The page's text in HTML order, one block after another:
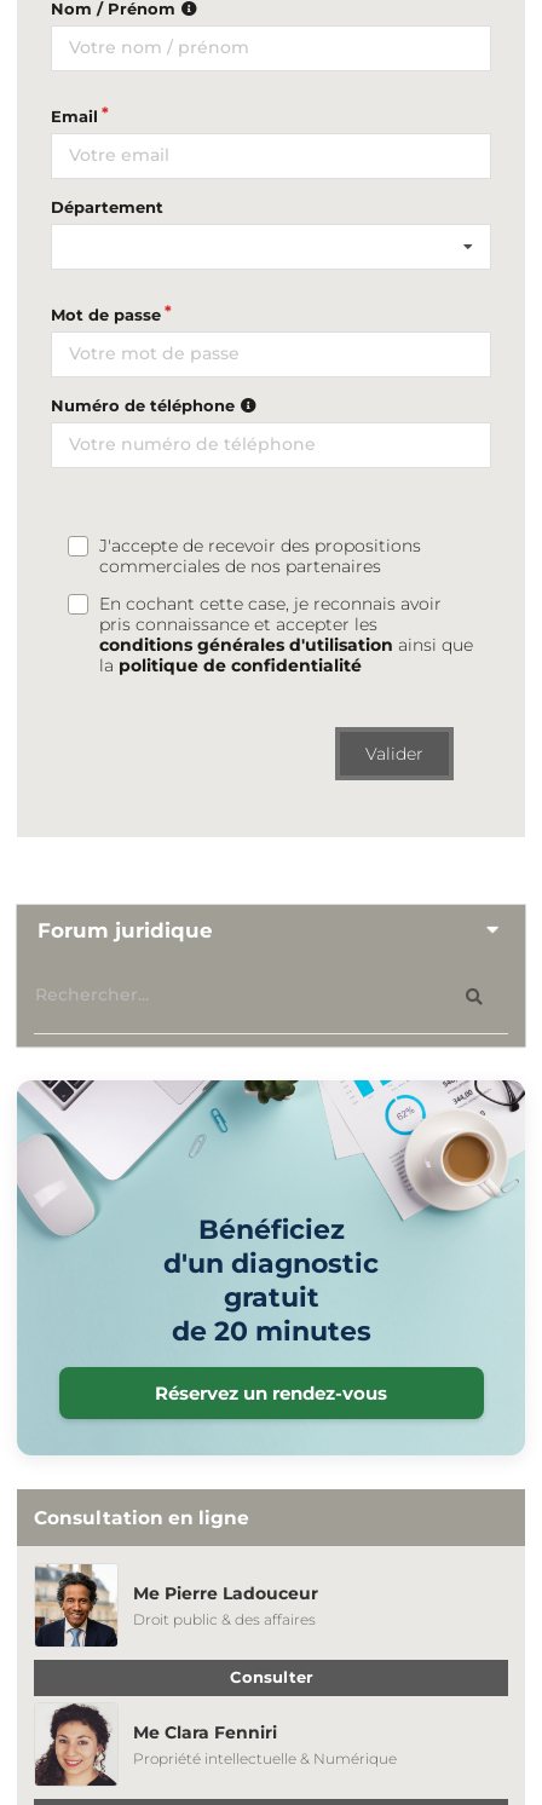
Nom / Prénom
Email
Département
Mot de passe
Numéro de téléphone
J'accepte de recevoir des propositions
commerciales de nos partenaires
En cochant cette case, je reconnais avoir
pris connaissance et accepter les
conditions générales d'utilisation ainsi que
la politique de confidentialité
Valider
Forum juridique
Bénéficiez
d'un diagnostic
gratuit
de 20 minutes
Réservez un rendez-vous
Consultation en ligne
Me Pierre Ladouceur
Droit public & des affaires
Consulter
Me Clara Fenniri
Propriété intellectuelle & Numérique